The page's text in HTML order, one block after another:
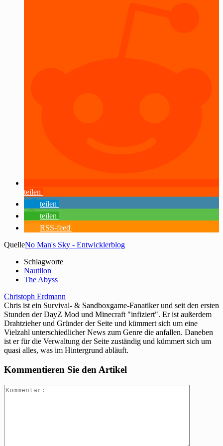
teilen
teilen
teilen
RSS-feed
QuelleNo Man's Sky - Entwicklerblog
Schlagworte
Nautilon
The Abyss
Christoph Erdmann
Chris ist ein Survival- & Sandboxgame-Fanatiker und seit den ersten
Stunden der DayZ Mod und Minecraft "infiziert". Er ist außerdem
Drahtzieher und Gründer der Seite und kümmert sich um eine
Vielzahl unterschiedlicher News zum Genre die anfallen. Daneben
ist er für die Verwaltung der Seite zuständig und kümmert sich um
quasi alles, was im Hintergrund abläuft.
Kommentieren Sie den Artikel